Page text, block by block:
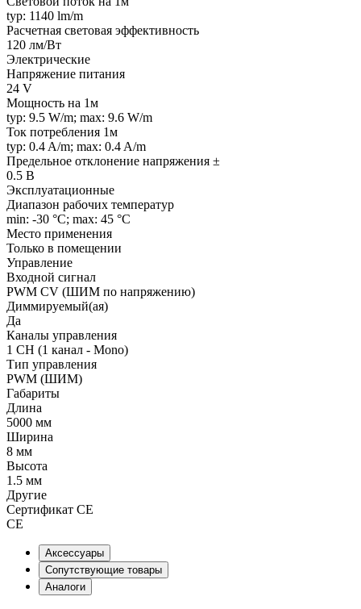
typ: 1140 lm/m
Расчетная световая эффективность
120 лм/Вт
Электрические
Напряжение питания
24 V
Мощность на 1м
typ: 9.5 W/m; max: 9.6 W/m
Ток потребления 1м
typ: 0.4 A/m; max: 0.4 A/m
Предельное отклонение напряжения ±
0.5 В
Эксплуатационные
Диапазон рабочих температур
min: -30 °C; max: 45 °C
Место применения
Только в помещении
Управление
Входной сигнал
PWM СV (ШИМ по напряжению)
Диммируемый(ая)
Да
Каналы управления
1 CH (1 канал - Mono)
Тип управления
PWM (ШИМ)
Габариты
Длина
5000 мм
Ширина
8 мм
Высота
1.5 мм
Другие
Сертификат CE
CE
Аксессуары
Сопутствующие товары
Аналоги